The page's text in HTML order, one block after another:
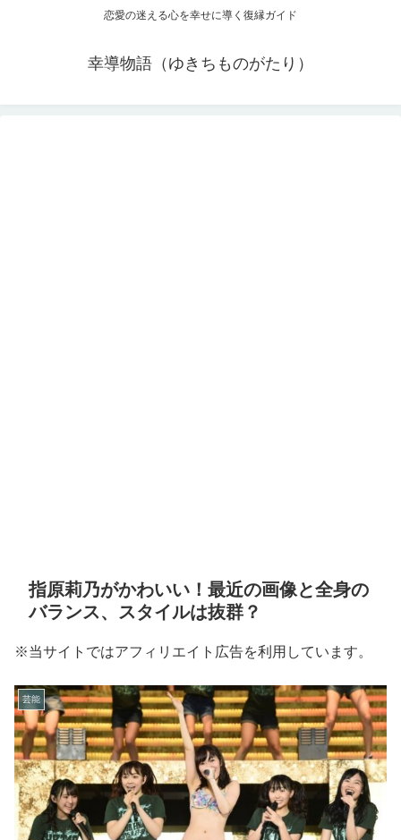
恋愛の迷える心を幸せに導く復縁ガイド
幸導物語（ゆきちものがたり）
指原莉乃がかわいい！最近の画像と全身の
バランス、スタイルは抜群？
※当サイトではアフィリエイト広告を利用しています。
芸能